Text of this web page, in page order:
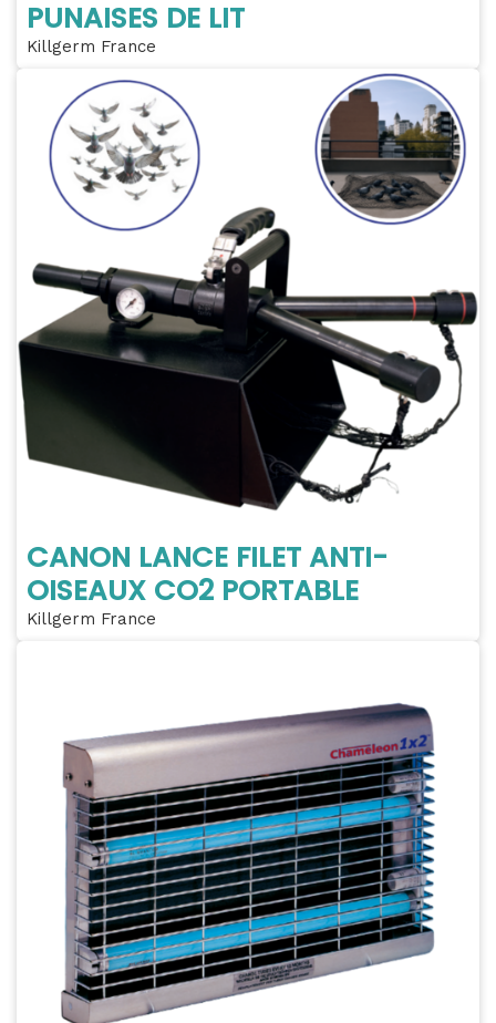
PUNAISES DE LIT
Killgerm France
CANON LANCE FILET ANTI-
OISEAUX CO2 PORTABLE
Killgerm France